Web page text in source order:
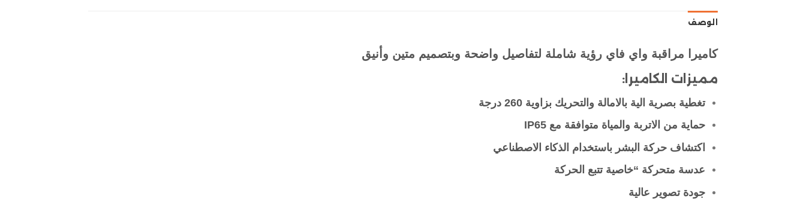
الوصف
كاميرا مراقبة واي فاي رؤية شاملة لتفاصيل واضحة وبتصميم متين وأنيق​
مميزات الكاميرا:
تغطية بصرية الية بالامالة والتحريك بزاوية 260 درجة
حماية من الاتربة والمياة متوافقة مع IP65
اكتشاف حركة البشر باستخدام الذكاء الاصطناعي
عدسة متحركة “خاصية تتبع الحركة
جودة تصوير عالية